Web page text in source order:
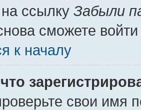
ссылку Забыли
сможете
к началу
свои имя